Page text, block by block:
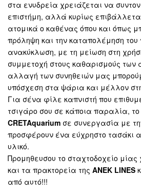
στα ενυδρεία χρειάζεται να
επιστήμη, αλλά κυρίως
ατομικά ο καθένας όπου και όπως
πρόληψη και την καταπολέμηση
ανακύκλωση, με τη μείωση στη
συμμετοχή στους καθαρισμούς των
αλλαγή των συνηθειών μας
υπόσχεση στα ψάρια και μέλλον
Για σένα φίλε καπνιστή που
τσιγάρο σου σε κάποια παραλία, το
CRETAquarium σε συνεργασία με
προσφέρουν ένα εύχρηστο τασάκι
υλικό.
Προμηθευσου το σταχτοδοχείο
και τα πρακτορεία της ANEK LINES
από αυτό!!!